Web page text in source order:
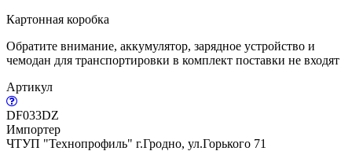
Картонная коробка
Обратите внимание, аккумулятор, зарядное устройство и
чемодан для транспортировки в комплект поставки не входят
Артикул
DF033DZ
Импортер
ЧТУП "Технопрофиль" г.Гродно, ул.Горького 71